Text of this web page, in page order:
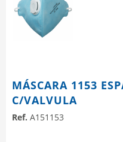
MÁSCARA 1153
C/VALVULA
Ref. A151153